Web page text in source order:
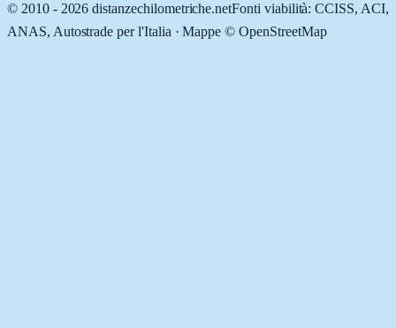
© 2010 - 2026 distanzechilometriche.netFonti viabilità: CCISS, ACI,
ANAS, Autostrade per l'Italia · Mappe © OpenStreetMap